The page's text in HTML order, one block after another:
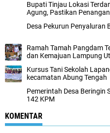
Bupati Tinjau Lokasi
Agung, Pastikan
Desa Pekurun Penyaluran
Ramah Tamah Pangdam
dan Kemajuan Lampung
Kursus Tani Sekolah
kecamatan Abung Tengah
Pemerintah Desa Beringin
142 KPM
KOMENTAR